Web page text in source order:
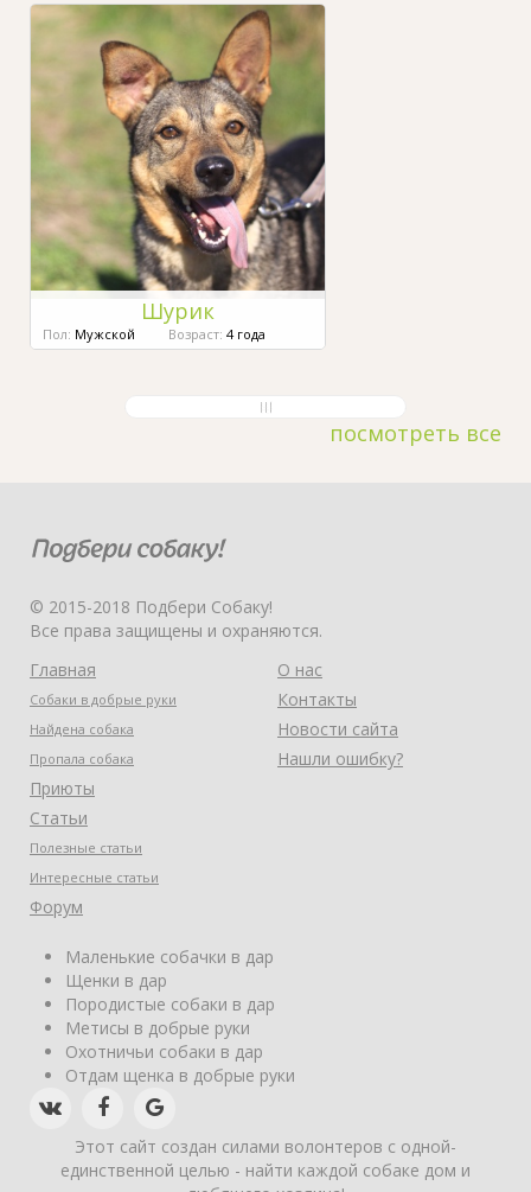
Шурик
Пол: Мужской Возраст: 4 года
посмотреть все
© 2015-2018 Подбери Собаку!
Все права защищены и охраняются.
Главная
Собаки в добрые руки
Найдена собака
Пропала собака
Приюты
Статьи
Полезные статьи
Интересные статьи
Форум
О нас
Контакты
Новости сайта
Нашли ошибку?
Маленькие собачки в дар
Щенки в дар
Породистые собаки в дар
Метисы в добрые руки
Охотничьи собаки в дар
Отдам щенка в добрые руки
Этот сайт создан силами волонтеров с одной-
единственной целью - найти каждой собаке дом и